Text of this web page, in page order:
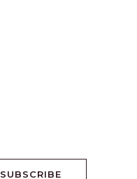
SUBSCRIBE